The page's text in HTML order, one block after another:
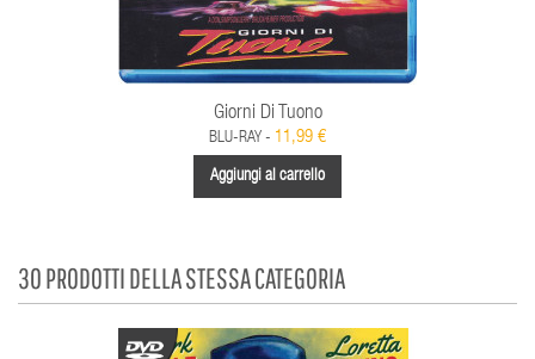
Giorni Di Tuono
BLU-RAY - 11,99 €
Aggiungi al carrello
30 PRODOTTI DELLA STESSA CATEGORIA